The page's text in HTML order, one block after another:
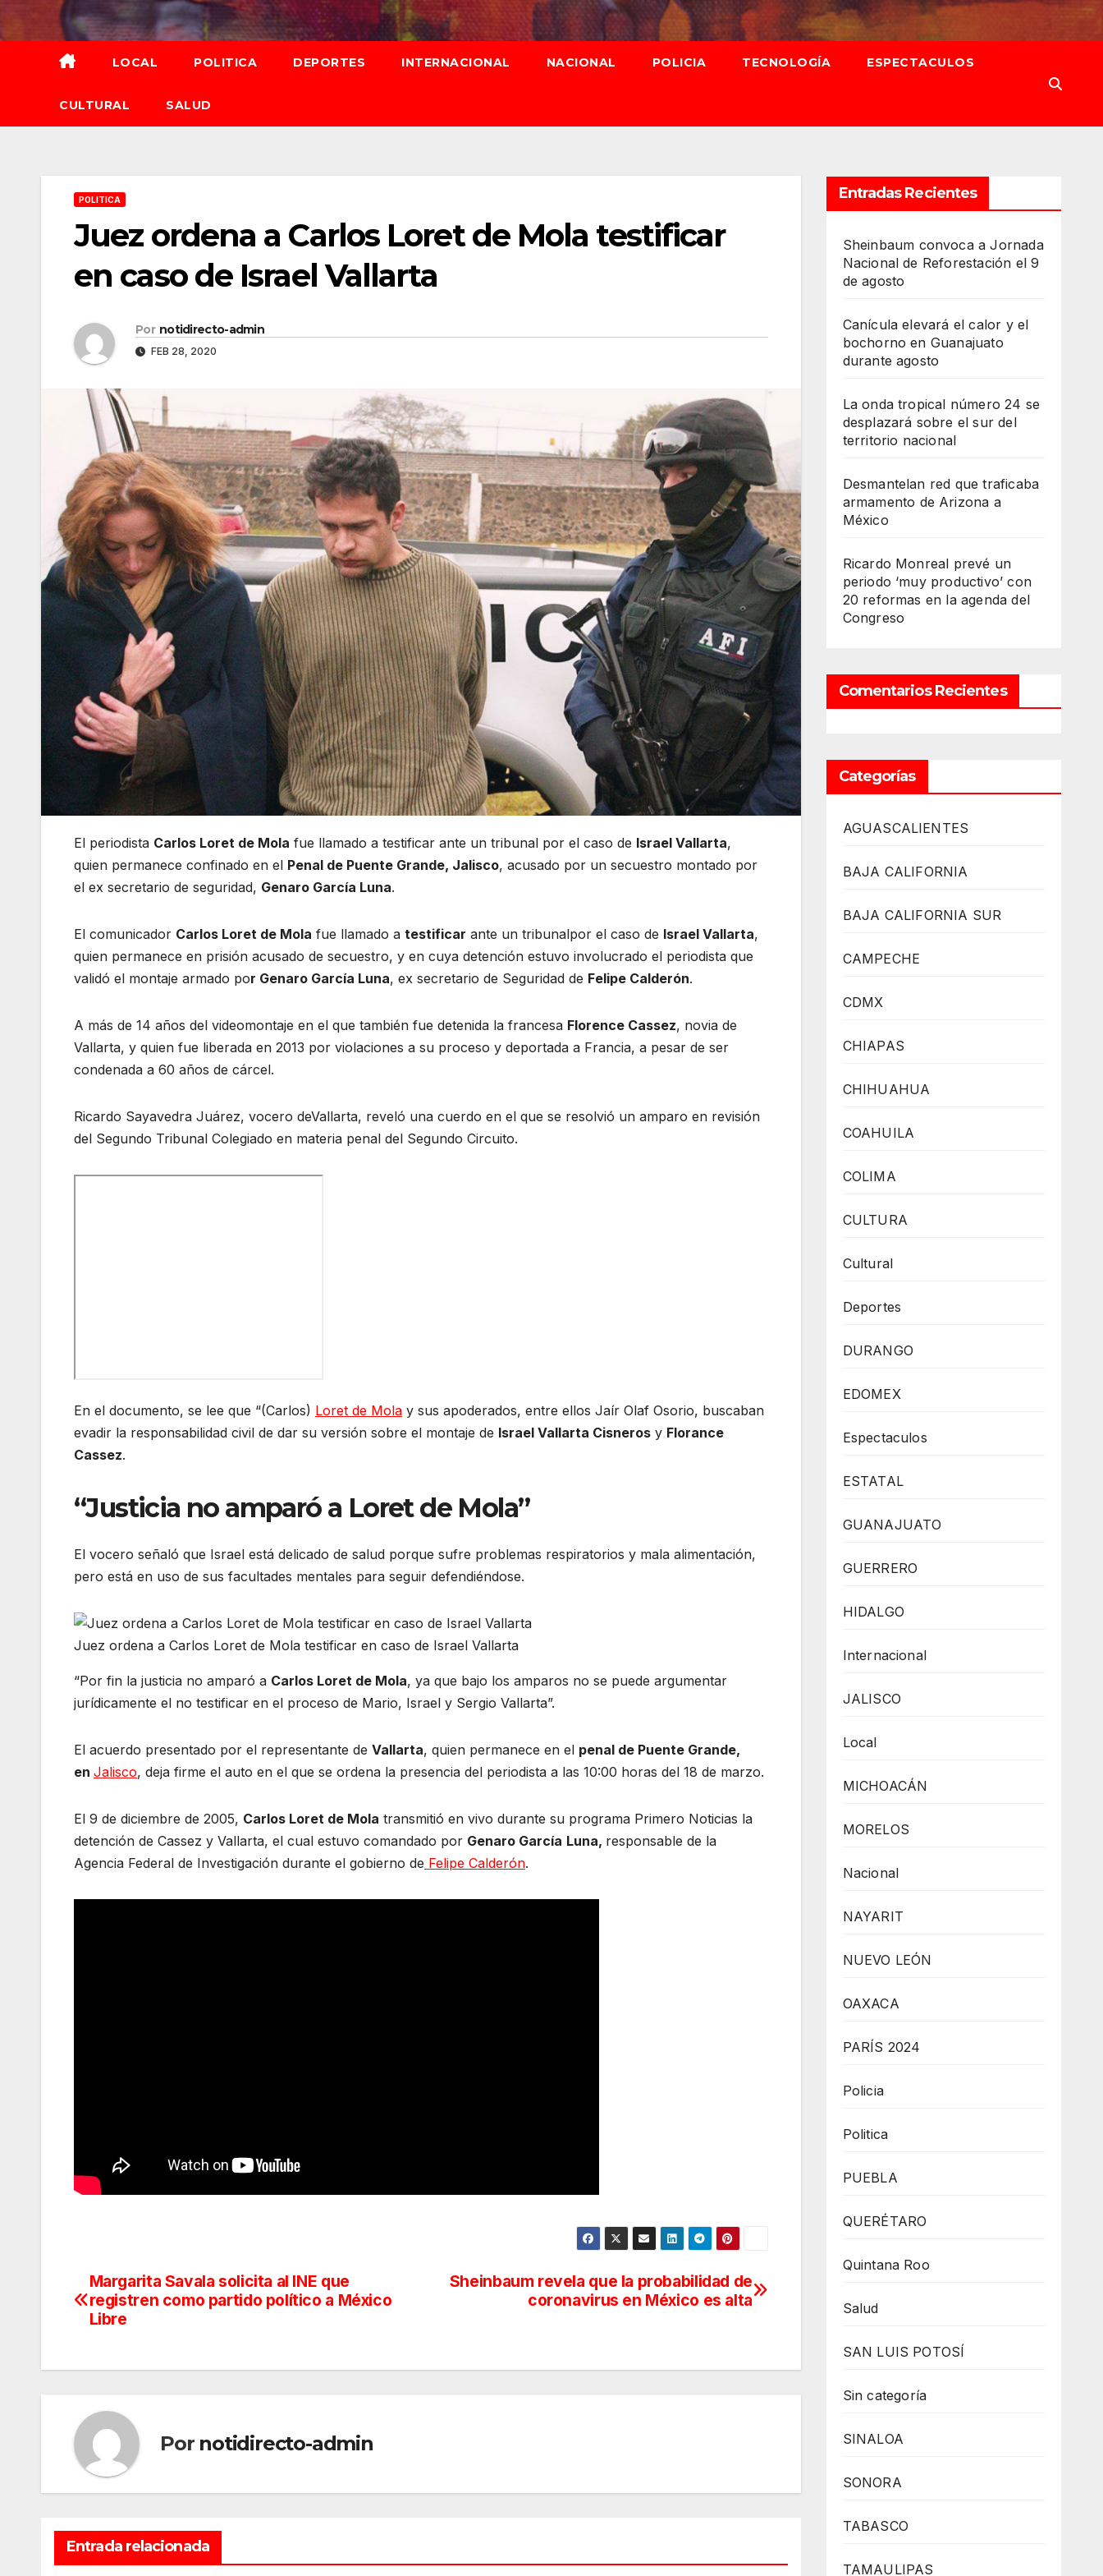
al
contenido
LOCAL POLITICA DEPORTES INTERNACIONAL NACIONAL POLICIA TECNOLOGÍA ESPECTACULOS
CULTURAL SALUD
POLITICA
Juez ordena a Carlos Loret de Mola testificar
en caso de Israel Vallarta
Por notidirecto-admin
FEB 28, 2020
El periodista Carlos Loret de Mola fue llamado a testificar ante un tribunal por el caso de Israel Vallarta,
quien permanece confinado en el Penal de Puente Grande, Jalisco, acusado por un secuestro montado por
el ex secretario de seguridad, Genaro García Luna.
El comunicador Carlos Loret de Mola fue llamado a testificar ante un tribunalpor el caso de Israel Vallarta,
quien permanece en prisión acusado de secuestro, y en cuya detención estuvo involucrado el periodista que
validó el montaje armado por Genaro García Luna, ex secretario de Seguridad de Felipe Calderón.
A más de 14 años del videomontaje en el que también fue detenida la francesa Florence Cassez, novia de
Vallarta, y quien fue liberada en 2013 por violaciones a su proceso y deportada a Francia, a pesar de ser
condenada a 60 años de cárcel.
Ricardo Sayavedra Juárez, vocero deVallarta, reveló una cuerdo en el que se resolvió un amparo en revisión
del Segundo Tribunal Colegiado en materia penal del Segundo Circuito.
En el documento, se lee que “(Carlos) Loret de Mola y sus apoderados, entre ellos Jaír Olaf Osorio, buscaban
evadir la responsabilidad civil de dar su versión sobre el montaje de Israel Vallarta Cisneros y Florance
Cassez.
“Justicia no amparó a Loret de Mola”
El vocero señaló que Israel está delicado de salud porque sufre problemas respiratorios y mala alimentación,
pero está en uso de sus facultades mentales para seguir defendiéndose.
Juez ordena a Carlos Loret de Mola testificar en caso de Israel Vallarta
“Por fin la justicia no amparó a Carlos Loret de Mola, ya que bajo los amparos no se puede argumentar
jurídicamente el no testificar en el proceso de Mario, Israel y Sergio Vallarta”.
El acuerdo presentado por el representante de Vallarta, quien permanece en el penal de Puente Grande,
en Jalisco, deja firme el auto en el que se ordena la presencia del periodista a las 10:00 horas del 18 de marzo.
El 9 de diciembre de 2005, Carlos Loret de Mola transmitió en vivo durante su programa Primero Noticias la
detención de Cassez y Vallarta, el cual estuvo comandado por Genaro García Luna, responsable de la
Agencia Federal de Investigación durante el gobierno de Felipe Calderón.
Navegación
de
Sheinbaum revela que la probabilidad de
coronavirus en México es alta
Margarita Savala solicita al INE que
registren como partido político a México
Libre
Por notidirecto-admin
Entrada relacionada
Entradas Recientes
Sheinbaum convoca a Jornada
Nacional de Reforestación el 9
de agosto
Canícula elevará el calor y el
bochorno en Guanajuato
durante agosto
La onda tropical número 24 se
desplazará sobre el sur del
territorio nacional
Desmantelan red que traficaba
armamento de Arizona a
México
Ricardo Monreal prevé un
periodo ‘muy productivo’ con
20 reformas en la agenda del
Congreso
Comentarios Recientes
Categorías
AGUASCALIENTES
BAJA CALIFORNIA
BAJA CALIFORNIA SUR
CAMPECHE
CDMX
CHIAPAS
CHIHUAHUA
COAHUILA
COLIMA
CULTURA
Cultural
Deportes
DURANGO
EDOMEX
Espectaculos
ESTATAL
GUANAJUATO
GUERRERO
HIDALGO
Internacional
JALISCO
Local
MICHOACÁN
MORELOS
Nacional
NAYARIT
NUEVO LEÓN
OAXACA
PARÍS 2024
Policia
Politica
PUEBLA
QUERÉTARO
Quintana Roo
Salud
SAN LUIS POTOSÍ
Sin categoría
SINALOA
SONORA
TABASCO
TAMAULIPAS